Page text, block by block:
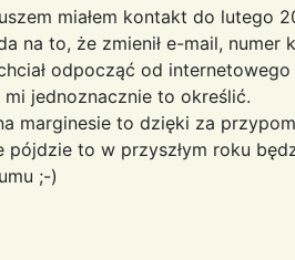
miałem kontakt do lutego
na to, że zmienił e-mail,
odpocząć od
jednoznacznie to określić.
marginesie to dzięki za
pójdzie to w przyszłym roku
;-)